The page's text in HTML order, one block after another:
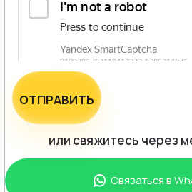
ОТПРАВИТЬ
или свяжитесь через
Связаться в